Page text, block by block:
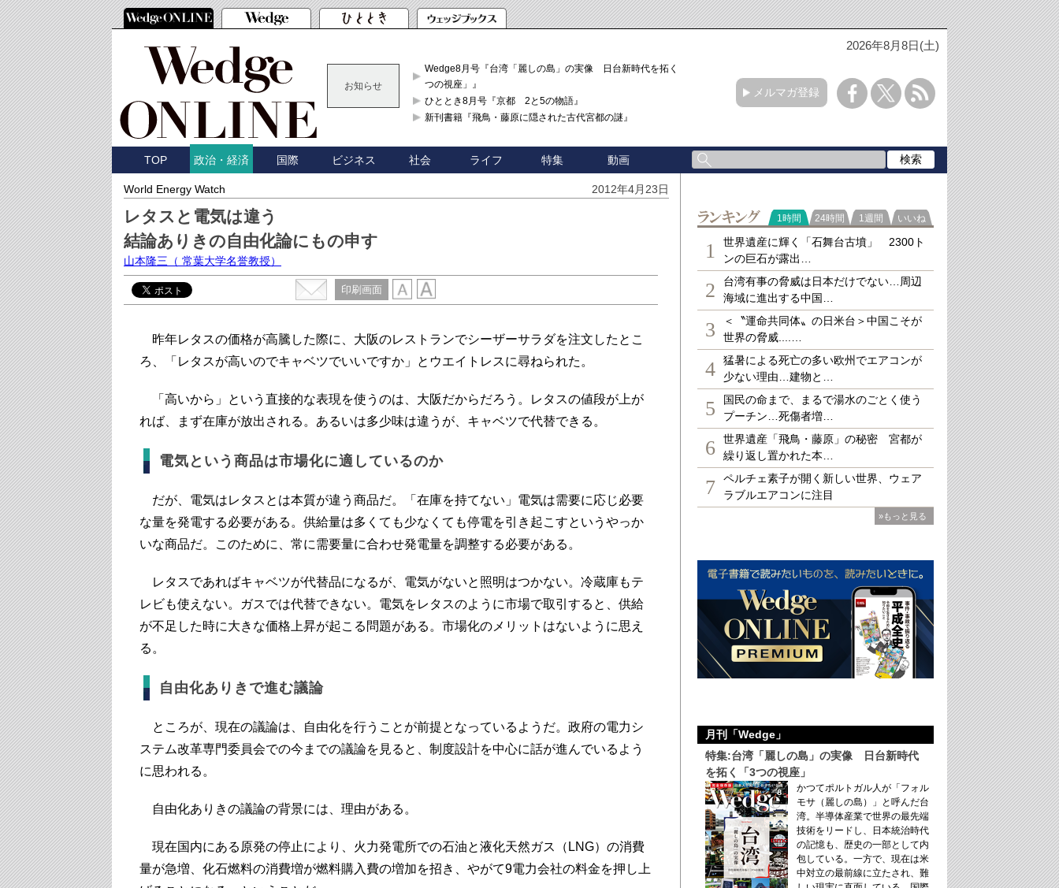
2026年8月8日(土)
お知らせ
Wedge8月号『台湾「麗しの島」の実像 日台新時代を拓く「3
つの視座」』
ひととき8月号『京都 2と5の物語』
新刊書籍『飛鳥・藤原に隠された古代宮都の謎』
メルマガ登録
TOP 政治・経済 国際 ビジネス 社会 ライフ 特集 動画
World Energy Watch 2012年4月23日
レタスと電気は違う
結論ありきの自由化論にもの申す
山本隆三 （ 常葉大学名誉教授）
印刷画面
昨年レタスの価格が高騰した際に、大阪のレストランでシーザーサラダを注文したとこ
ろ、「レタスが高いのでキャベツでいいですか」とウエイトレスに尋ねられた。
「高いから」という直接的な表現を使うのは、大阪だからだろう。レタスの値段が上が
れば、まず在庫が放出される。あるいは多少味は違うが、キャベツで代替できる。
電気という商品は市場化に適しているのか
だが、電気はレタスとは本質が違う商品だ。「在庫を持てない」電気は需要に応じ必要
な量を発電する必要がある。供給量は多くても少なくても停電を引き起こすというやっか
いな商品だ。このために、常に需要量に合わせ発電量を調整する必要がある。
レタスであればキャベツが代替品になるが、電気がないと照明はつかない。冷蔵庫もテ
レビも使えない。ガスでは代替できない。電気をレタスのように市場で取引すると、供給
が不足した時に大きな価格上昇が起こる問題がある。市場化のメリットはないように思え
る。
自由化ありきで進む議論
ところが、現在の議論は、自由化を行うことが前提となっているようだ。政府の電力シ
ステム改革専門委員会での今までの議論を見ると、制度設計を中心に話が進んでいるよう
に思われる。
自由化ありきの議論の背景には、理由がある。
現在国内にある原発の停止により、火力発電所での石油と液化天然ガス（LNG）の消費
量が急増、化石燃料の消費増が燃料購入費の増加を招き、やがて9電力会社の料金を押し上
ランキング
1時間 24時間 1週間 いいね
1
世界遺産に輝く「石舞台古墳」 2300ト
ンの巨石が露出…
2
台湾有事の脅威は日本だけでない…周辺
海域に進出する中国…
3
＜〝運命共同体〟の日米台＞中国こそが
世界の脅威....…
4
猛暑による死亡の多い欧州でエアコンが
少ない理由…建物と…
5
国民の命まで、まるで湯水のごとく使う
プーチン…死傷者増…
6
世界遺産「飛鳥・藤原」の秘密 宮都が
繰り返し置かれた本…
7
ペルチェ素子が開く新しい世界、ウェア
ラブルエアコンに注目
»もっと見る
月刊「Wedge」
特集:台湾「麗しの島」の実像 日台新時代
を拓く「3つの視座」
かつてポルトガル人が「フォル
モサ（麗しの島）」と呼んだ台
湾。半導体産業で世界の最先端
技術をリードし、日本統治時代
の記憶も、歴史の一部として内
包している。一方で、現在は米
中対立の最前線に立たされ、難